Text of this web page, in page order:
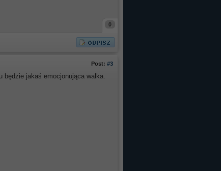
0
Post: #3
będzie jakaś emocjonująca walka.